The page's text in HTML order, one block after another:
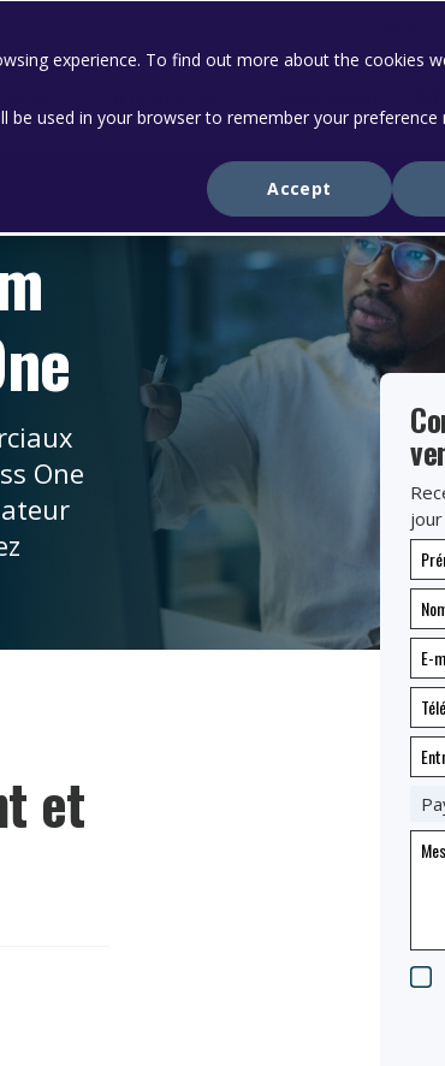
experience. To find out more about the cookies
be used in your browser to remember your
Accept
One
et